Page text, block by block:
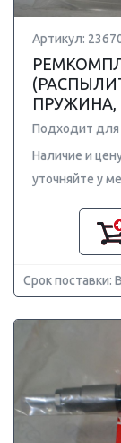
Артикул:
ПРУЖИНА,
Подходит для
Наличие и
уточняйте у
Срок поставки: